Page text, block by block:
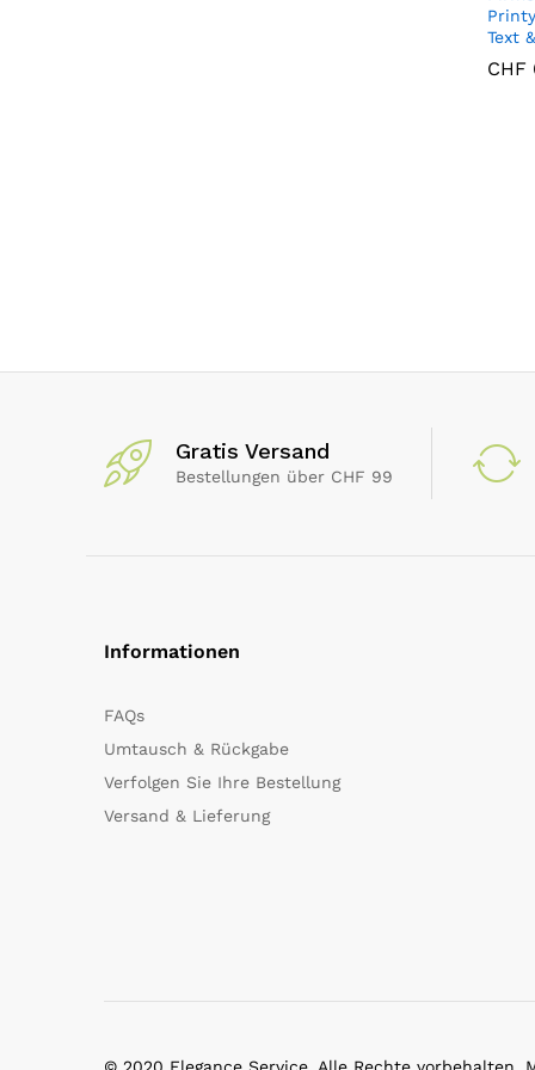
Text
CHF
CHF
Gratis Versand
Bestellungen über CHF 99
Informationen
FAQs
Umtausch & Rückgabe
Verfolgen Sie Ihre Bestellung
Versand & Lieferung